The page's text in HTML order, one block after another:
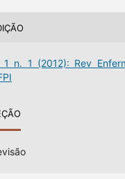
n. 1 (2012): Rev